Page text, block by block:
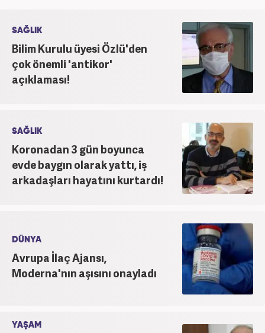
SAĞLIK
Bilim Kurulu üyesi Özlü'den
çok önemli 'antikor'
açıklaması!
SAĞLIK
Koronadan 3 gün boyunca
evde baygın olarak yattı, iş
arkadaşları hayatını kurtardı!
DÜNYA
Avrupa İlaç Ajansı,
Moderna'nın aşısını onayladı
YAŞAM